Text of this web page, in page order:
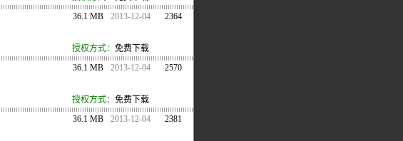
36.1 MB 2013-12-04
2364
授权方式： 免费下载
36.1 MB 2013-12-04
2570
授权方式： 免费下载
36.1 MB 2013-12-04
2381